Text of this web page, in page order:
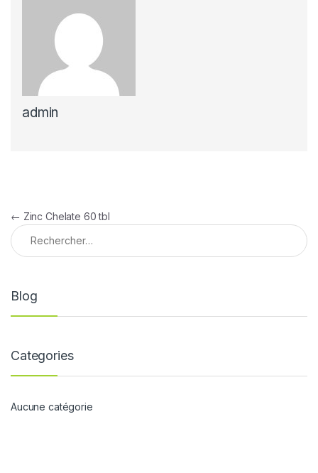
admin
Navigation de l’article
← Zinc Chelate 60 tbl
Rechercher :
Blog
Categories
Aucune catégorie